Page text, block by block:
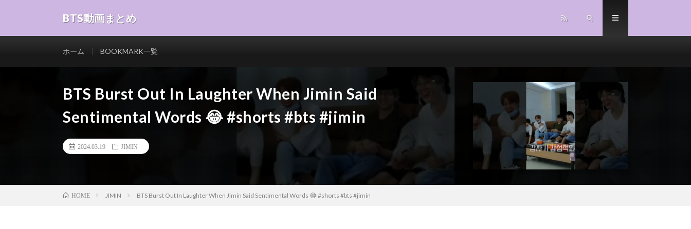
BTS動画まとめ
ホーム BOOKMARK一覧
BTS Burst Out In Laughter When Jimin Said
Sentimental Words 😂 #shorts #bts #jimin
2024.03.19 JIMIN
HOME JIMIN BTS Burst Out In Laughter When Jimin Said Sentimental Words 😂 #shorts #bts #jimin